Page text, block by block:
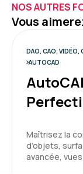
NOS AUTRES
Vous
DAO, CAO, VIDÉO,
AUTOCAD
Maîtrisez la
d’objets,
avancée,